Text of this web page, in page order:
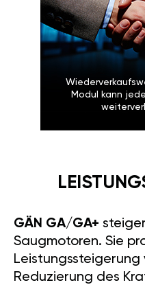
Modul kann
GÄN GA/GA+
Saugmotoren. Sie
Leistungssteigerung
Reduzierung des